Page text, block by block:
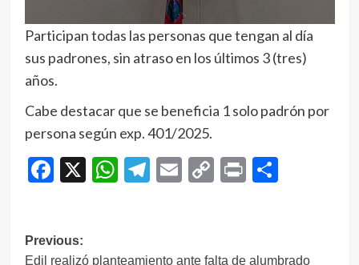
Participan todas las personas que tengan al día
sus padrones, sin atraso en los últimos 3 (tres)
años.
Cabe destacar que se beneficia 1 solo padrón por
persona según exp. 401/2025.
Facebook
X WhatsApp
Telegram
EmailCopy
Print
Navegación
Previous:
Edil realizó planteamiento ante falta de alumbrado